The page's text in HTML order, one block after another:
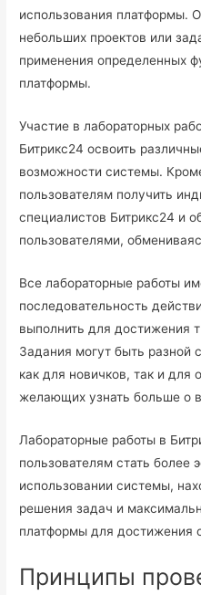
использования платформы.
небольших проектов или
применения определенных
платформы.
Участие в лабораторных
Битрикс24 освоить
возможности системы.
пользователям получить
специалистов Битрикс24 и
пользователями,
Все лабораторные работы
последовательность
выполнить для достижения
Задания могут быть разной
как для новичков, так и для
желающих узнать больше о
Лабораторные работы в
пользователям стать более
использовании системы,
решения задач и
платформы для достижения
Принципы